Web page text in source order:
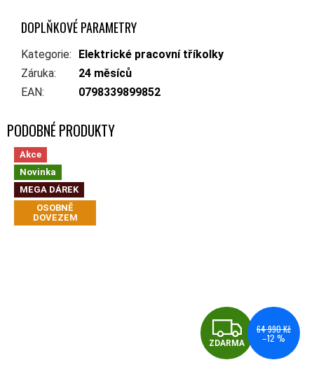
DOPLŇKOVÉ PARAMETRY
Kategorie:
Elektrické pracovní tříkolky
Záruka:
24 měsíců
EAN: 0798339899852
Akce
Novinka
MEGA DÁREK
OSOBNĚ
DOVEZEM
ZDARMA
64 990 Kč
–12 %